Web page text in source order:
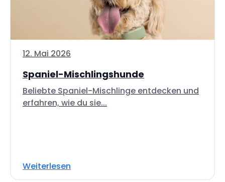
12. Mai 2026
Spaniel-Mischlingshunde
Beliebte Spaniel-Mischlinge entdecken und
erfahren, wie du sie...
Weiterlesen